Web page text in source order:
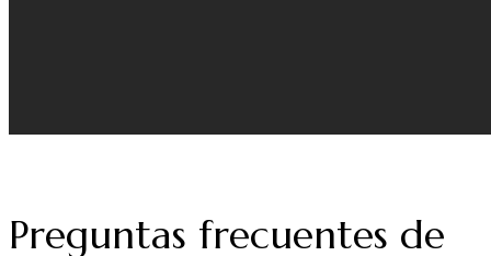
Preguntas frecuentes de